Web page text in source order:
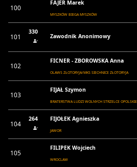
100
FAJER Marek
MYSZKÓW BIEGA MYSZKÓW
101
330
Zawodnik Anonimowy
102
FICNER - ZBOROWSKA Anna
OLAWS ZŁOTORYJA/MKS SIECHNICE ZŁOTORYJA
103
FIJAŁ Szymon
BRATERSTWA LUDZI WOLNYCH STRZELCE OPOLSKIE
104
264 FIJOŁEK Agnieszka
JAWOR
105
FILIPEK Wojciech
WROCLAW